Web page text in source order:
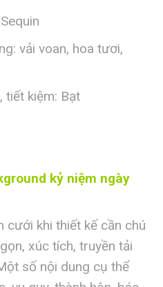
vải voan, hoa tươi,
tiết kiệm: Bạt
kỷ niệm ngày
cưới khi thiết kế cần chú
xúc tích, truyền tải
số nội dung cụ thể